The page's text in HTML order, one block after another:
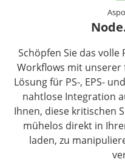
Schöpfen Sie das
Workflows mit unserer
Lösung für PS-, EPS-
nahtlose Integration
Ihnen, diese kritischen
mühelos direkt in
laden, zu